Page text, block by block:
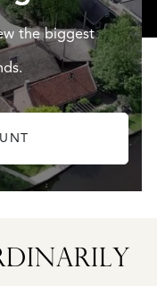
the biggest